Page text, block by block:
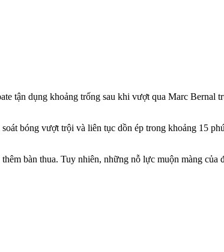
tận dụng khoảng trống sau khi vượt qua Marc Bernal
bóng vượt trội và liên tục dồn ép trong khoảng 15
bàn thua. Tuy nhiên, những nỗ lực muộn màng